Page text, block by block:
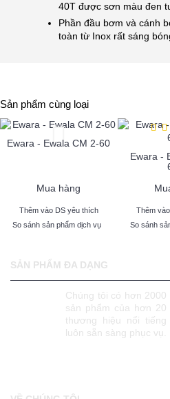
40T được sơn màu đen
Phần đầu bơm và cánh
toàn từ Inox rất sáng
Sản phẩm cùng loại
Ewara - Ewala CM 2-60
Mua hàng
Thêm vào DS yêu thích
So sánh sản phẩm dịch vụ
Ewara -
Thêm
So sánh
SẢN PHẨM ĐA DẠNG
Chúng tôi có hơn 2000
sản phẩm của hơn 20
thương hiệu nổi tiếng
luôn sẵn sàng phục vụ.